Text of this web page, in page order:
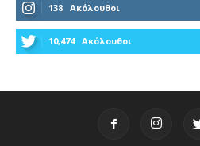
138 Ακόλουθοι
10,474 Ακόλουθοι